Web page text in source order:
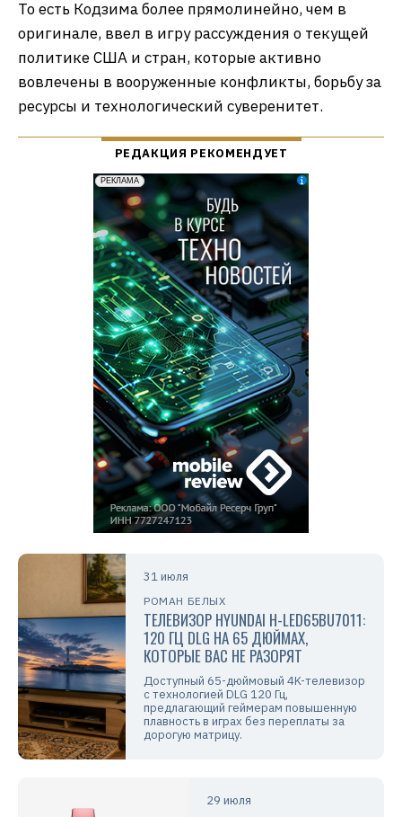
То есть Кодзима более прямолинейно, чем в
оригинале, ввел в игру рассуждения о текущей
политике США и стран, которые активно
вовлечены в вооруженные конфликты, борьбу за
ресурсы и технологический суверенитет.
31 июля
РОМАН БЕЛЫХ
ТЕЛЕВИЗОР HYUNDAI H-LED65BU7011:
120 ГЦ DLG НА 65 ДЮЙМАХ,
КОТОРЫЕ ВАС НЕ РАЗОРЯТ
Доступный 65-дюймовый 4K-телевизор
с технологией DLG 120 Гц,
предлагающий геймерам повышенную
плавность в играх без переплаты за
дорогую матрицу.
29 июля